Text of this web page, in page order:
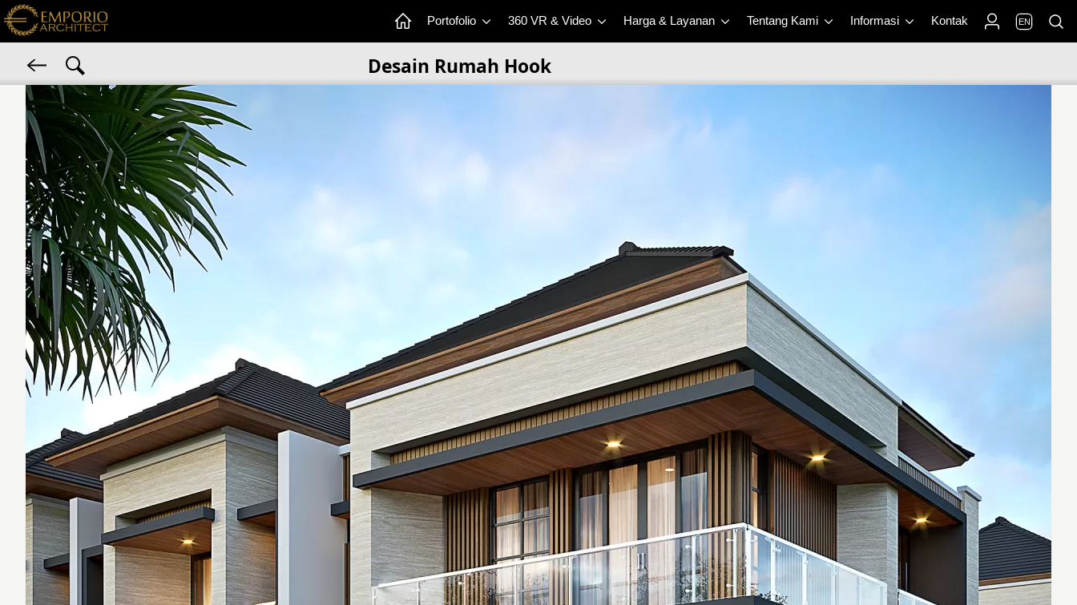
Portofolio 360 VR & Video Harga & Layanan Tentang Kami Informasi Kontak EN
Desain Rumah Hook